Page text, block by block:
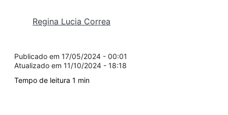
Regina Lucia Correa
17/05/2024 - 00:01
11/10/2024 - 18:18